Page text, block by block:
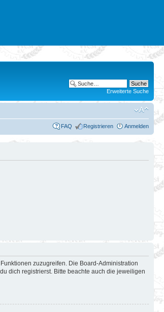
Erweiterte Suche
FAQ Registrieren Anmelden
zuzugreifen. Die Board-Administration
dich registrierst. Bitte beachte auch die jeweiligen